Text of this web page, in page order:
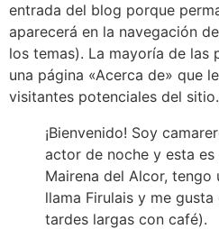
entrada del blog porque
aparecerá en la navegación
los temas). La mayoría de las
una página «Acerca de» que
visitantes potenciales del
¡Bienvenido! Soy
actor de noche y esta
Mairena del Alcor, tengo
llama Firulais y me
tardes largas con café).